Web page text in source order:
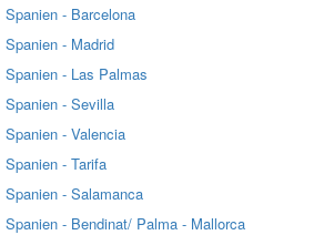
Spanien - Barcelona
Spanien - Madrid
Spanien - Las Palmas
Spanien - Sevilla
Spanien - Valencia
Spanien - Tarifa
Spanien - Salamanca
Spanien - Bendinat/ Palma - Mallorca